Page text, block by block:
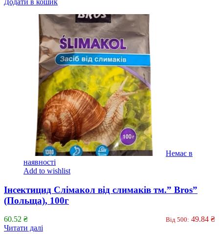
Немає в
наявності
Add to wishlist
Інсектицид Слімакол від слимаків тм.” Bros”
(Польща), 100г
60.52 ₴ Від 500: 49.84 ₴
Читати далі